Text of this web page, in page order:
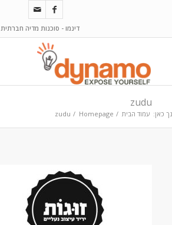
דינמו - סוכנות מדיה חברתית
zudu
כאן: עמוד הבית /
Homepage
/
zudu